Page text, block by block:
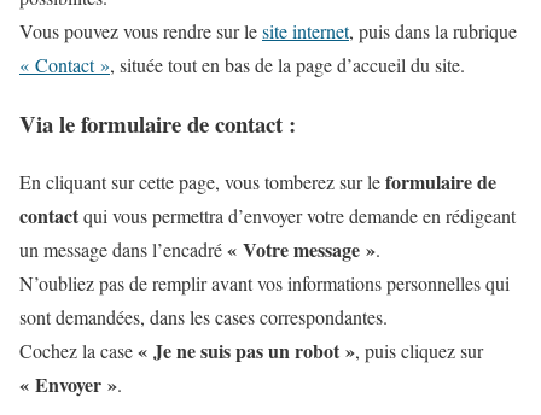
Vous pouvez vousrendresur lesite internet, puis dans la rubrique
« Contact », située tout en bas de la page d’accueil du site.
Via le formulaire de contact :
En cliquant sur cette page, vous tomberez sur leformulaire de
contactqui vous permettra d’envoyer votre demande en rédigeant
un message dans l’encadré« Votre message ».
N’oubliez pas de remplir avant vos informations personnelles qui
sont demandées, dans les cases correspondantes.
Cochez la case« Je ne suis pas un robot », puis cliquez sur
« Envoyer ».